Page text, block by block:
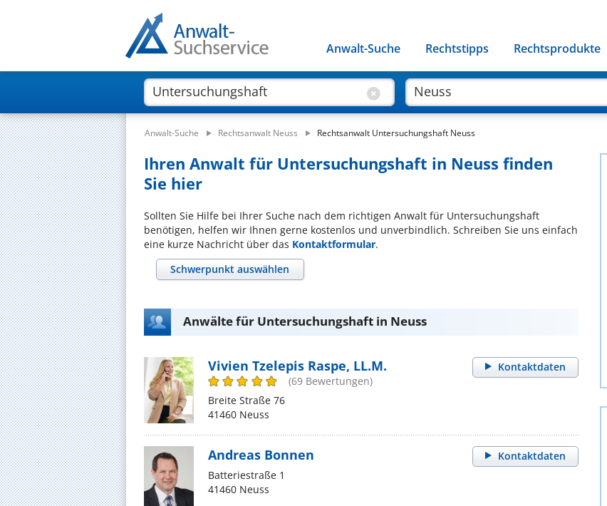
Anwalt-Suche Rechtstipps Rechtsprodukte
Anwalt-Suche Rechtsanwalt Neuss Rechtsanwalt Untersuchungshaft Neuss
Ihren Anwalt für Untersuchungshaft in Neuss finden
Sie hier
Sollten Sie Hilfe bei Ihrer Suche nach dem richtigen Anwalt für Untersuchungshaft
benötigen, helfen wir Ihnen gerne kostenlos und unverbindlich. Schreiben Sie uns einfach
eine kurze Nachricht über das Kontaktformular.
Schwerpunkt auswählen
Anwälte für Untersuchungshaft in Neuss
Kontaktdaten
Vivien Tzelepis Raspe, LL.M.
(69 Bewertungen)
Breite Straße 76
41460 Neuss
Kontaktdaten
Andreas Bonnen
Batteriestraße 1
41460 Neuss